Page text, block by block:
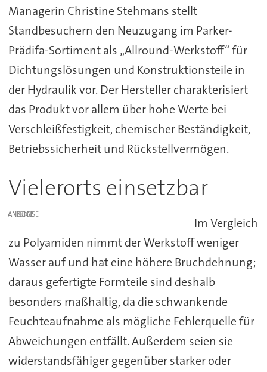
Managerin Christine Stehmans stellt
Standbesuchern den Neuzugang im Parker-
Prädifa-Sortiment als „Allround-Werkstoff“ für
Dichtungslösungen und Konstruktionsteile in
der Hydraulik vor. Der Hersteller charakterisiert
das Produkt vor allem über hohe Werte bei
Verschleißfestigkeit, chemischer Beständigkeit,
Betriebssicherheit und Rückstellvermögen.
Vielerorts einsetzbar
ANZEIGE
Im Vergleich
zu Polyamiden nimmt der Werkstoff weniger
Wasser auf und hat eine höhere Bruchdehnung;
daraus gefertigte Formteile sind deshalb
besonders maßhaltig, da die schwankende
Feuchteaufnahme als mögliche Fehlerquelle für
Abweichungen entfällt. Außerdem seien sie
widerstandsfähiger gegenüber starker oder